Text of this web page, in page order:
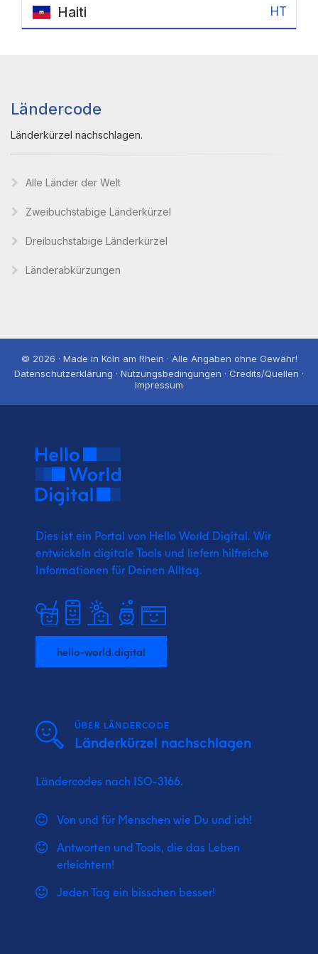
Haiti HT
Ländercode
Länderkürzel nachschlagen.
Alle Länder der Welt
Zweibuchstabige Länderkürzel
Dreibuchstabige Länderkürzel
Länderabkürzungen
© 2026 · Made in Köln am Rhein · Alle Angaben ohne Gewähr!
Datenschutzerklärung · Nutzungsbedingungen · Credits/Quellen ·
Impressum
Dies ist ein Portal von Hello World Digital. Wir
entwickeln digitale Tools und liefern hilfreiche
Informationen für Deinen Alltag.
hello-world.digital
ÜBER LÄNDERCODE
Länderkürzel nachschlagen
Ländercodes nach ISO-3166.
Von und für Menschen wie Du und ich!
Antworten und Tools, die das Leben
erleichtern!
Jeden Tag ein bisschen besser!